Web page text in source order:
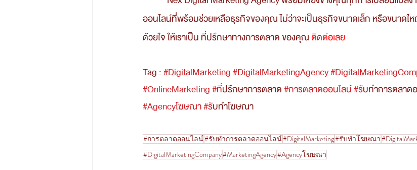
ออนไลน์ที่พร้อมช่วยเหลือธุรกิจของคุณ ไม่ว่าจะเป็นธุรกิจขนาดเล็ก หรือขนาดใ
ด้วยใจ ให้เราเป็น ที่ปรึกษาทางการตลาด ของคุณ ติดต่อเลย
Tag : #DigitalMarketing#DigitalMarketingAgency
#OnlineMarketing#ที่ปรึกษาการตลาด #การตลาดออนไลน#รบทำการตลาด
#Agencyโฆษณา#รับทำโฆษณา
#การตลาดออนไลน์#รับทำการตลาดออนไลน์#DigitalMarketing#รับทำโฆษณา
#DigitalMarketingCompany#MarketingAgency#Agencyโฆษณา